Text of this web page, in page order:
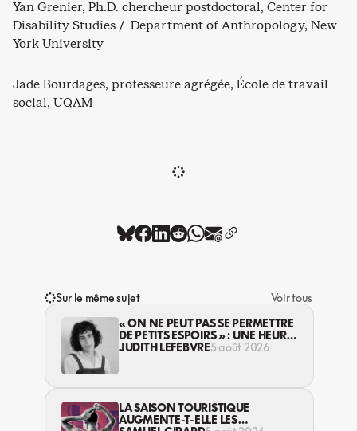
Yan Grenier, Ph.D. chercheur postdoctoral, Center for
Disability Studies / Department of Anthropology, New
York University
Jade Bourdages, professeure agrégée, École de travail
social, UQAM
Sur le même sujet
Voir tous
« ON NE PEUT PAS SE PERMETTRE
DE PETITS ESPOIRS » : UNE HEURE
AVEC AVI LEWIS
JUDITH LEFEBVRE5 août 2026
LA SAISON TOURISTIQUE
AUGMENTE-T-ELLE LES